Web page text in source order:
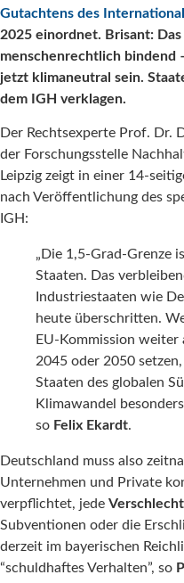
Gutachtens des
2025 einordnet. Brisant:
menschenrechtlich bindend
jetzt klimaneutral sein.
dem IGH verklagen.
Der Rechtsexperte Prof. Dr.
der Forschungsstelle
Leipzig zeigt in einer 14-
nach Veröffentlichung des
IGH:
„Die 1,5-Grad-Grenze
Staaten. Das
Industriestaaten wie
heute überschritten.
EU-Kommission
2045 oder 2050
Staaten des globalen
Klimawandel
so Felix Ekardt.
Deutschland muss also
Unternehmen und Private
verpflichtet, jede
Subventionen oder die
derzeit im bayerischen
“schuldhaftes Verhalten”, so